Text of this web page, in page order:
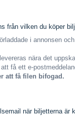
från vilken du köper
i annonsen
nära det
få ett e-
att få filen bifogad.
när biljetterna är